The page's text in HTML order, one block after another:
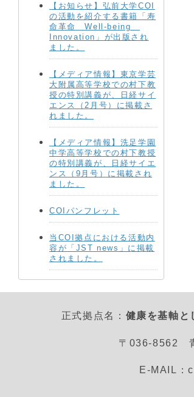
【お知らせ】弘前大学COI
の活動を紹介する書籍「寿
命革命 Well-being
Innovation」が出版され
ました。
【メディア情報】東京学芸
大附属高等学校での村下教
授の特別講義が、日経サイ
エンス（2月号）に掲載さ
れました。
【メディア情報】洗足学園
中学高等学校での村下教授
の特別講義が、日経サイエ
ンス（9月号）に掲載され
ました。
COIパンフレット
当COI拠点における活動内
容が「JST news」に掲載
されました。
正式拠点名： 健康を基軸
〒036-8562
E-MAIL：